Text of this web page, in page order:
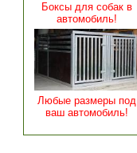
Боксы для собак в
автомобиль!
Любые размеры под
ваш автомобиль!